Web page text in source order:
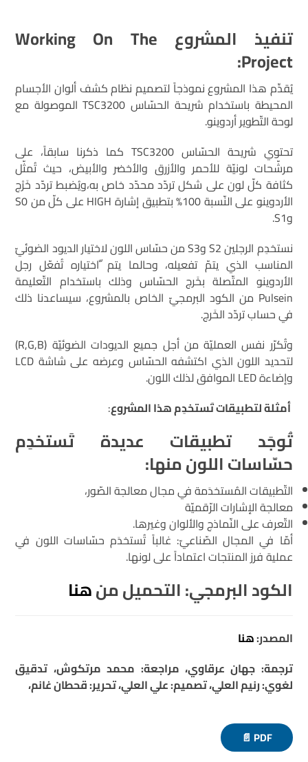
تنفيذ المشروع Working On The
Project
:
يُقدِّم هذا المشروع نموذجاً لتصميم نظام كشف ألوان الأجسام
المحيطة باستخدام شريحة الحسّاس TSC3200 الموصولة مع
لوحة التّطوير أردوينو.
تحتوي شريحة الحسّاس TSC3200 كما ذكرنا سابقاً، على
مرشّحات لونيّة للأحمر والأزرق والأخضر والأبيض، حيث تُمثّل
كثافة كلّ لون على شكل تردّد محدّد خاص به،ويُضبط تردّد خَرْج
الأردوينو على النّسبة 100% بتطبيق إشارة HIGH على كلّ من S0
وS1.
نستخدِم الرجلين S2 وS3 من حسّاس اللون لاختيار الديود الضوئيّ
المناسب الذي يتمّ تفعيله، وحالما يتم ّاختياره تُفعّل رجل
الأردوينو المتّصلة بخَرج الحسّاس وذلك باستخدام التّعليمة
Pulsein من الكود البرمجيّ الخاص بالمشروع، سيساعدنا ذلك
في حساب تردّد الخَرج.
وتُكرّر نفس العمليّة من أجل جميع الديودات الضوئيّة (R,G,B)
لتحديد اللون الذي اكتشفه الحسّاس وعرضه على شاشة LCD
وإضاءة LED الموافق لذلك اللون.
أمثلة لتطبيقات تَستخدِم هذا المشروع:
تُوجَد تطبيقات عديدة تَستخدِم
حسّاسات اللون منها:
التّطبيقات المُستخدَمة في مجال معالجة الصّور،
معالجة الإشارات الرّقميّة
التّعرف على النّماذج والألوان وغيرها.
أمّا في المجال الصّناعيّ: غالباً تُستخدَم حسّاسات اللون في
عملية فرز المنتجات اعتماداً على لونها.
الكود البرمجي: التحميل منهنا
المصدر:هنا
ترجمة: جهان عرقاوي، مراجعة: محمد مرتكوش، تدقيق
لغوي: رنيم العلي، تصميم: علي العلي، تحرير: قحطان غانم،
PDF 📄